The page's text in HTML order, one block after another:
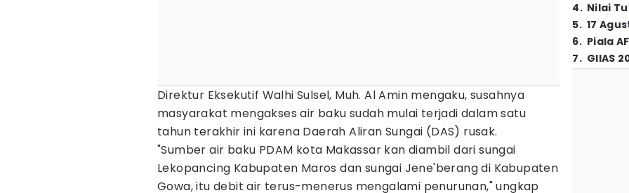
Direktur Eksekutif Walhi Sulsel, Muh. Al Amin mengaku, susahnya
masyarakat mengakses air baku sudah mulai terjadi dalam satu
tahun terakhir ini karena Daerah Aliran Sungai (DAS) rusak.
"Sumber air baku PDAM kota Makassar kan diambil dari sungai
Lekopancing Kabupaten Maros dan sungai Jene'berang di Kabupaten
Gowa, itu debit air terus-menerus mengalami penurunan," ungkap
4. Nilai
5. 17
6. Piala
7. GIIAS